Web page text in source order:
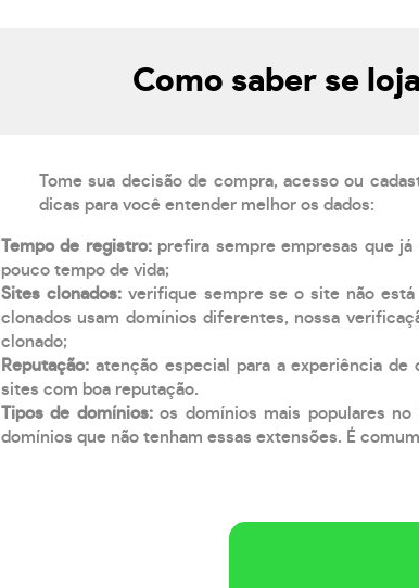
Como saber se
Tome sua decisão de compra, acesso ou
dicas para você entender melhor os dados:
Tempo de registro: prefira sempre empresas que
pouco tempo de vida;
Sites clonados: verifique sempre se o site não
clonados usam domínios diferentes, nossa
clonado;
Reputação: atenção especial para a experiência
sites com boa reputação.
Tipos de domínios:os domínios mais populares
domínios que não tenham essas extensões. É